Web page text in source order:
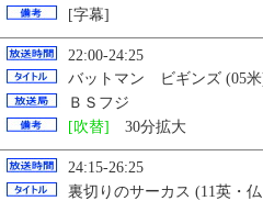
[字幕]
22:00-24:25
バットマン ビギンズ (05
ＢＳフジ
[吹替]
30分拡大
24:15-26:25
裏切りのサーカス (11英・